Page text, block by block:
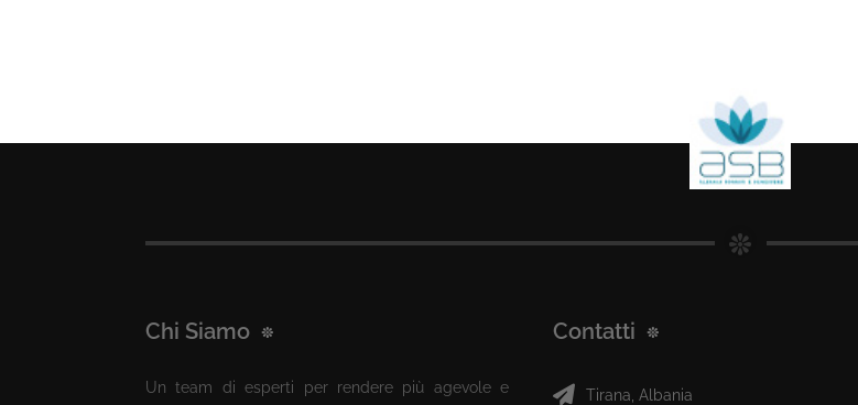
Chi Siamo
Un team di esperti per rendere più agevole e
Contatti
Tirana, Albania